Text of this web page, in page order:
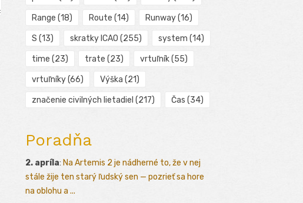
Range (18) Route (14) Runway(16)
S (13) skratky ICAO (255) system (14)
time (23) trate (23) vrtuľník(55)
vrtuľníky(66) Výška (21)
značenie civilných lietadiel (217) Čas (34)
Poradňa
2. apríla: Na Artemis 2 je nádherné to, že v nej
stále žije ten starý ľudský sen — pozrieť sa hore
na oblohu a ...